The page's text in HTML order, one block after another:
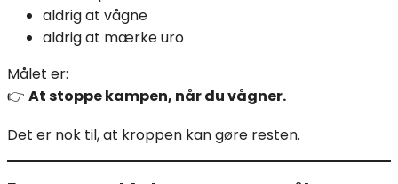
aldrig at vågne
aldrig at mærke uro
Målet er:
👉 At stoppe kampen, når du vågner.
Det er nok til, at kroppen kan gøre resten.